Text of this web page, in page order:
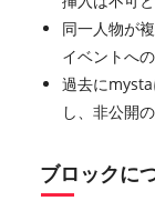
同一人物が
イベントへ
過去に
し、非公開
ブロックに